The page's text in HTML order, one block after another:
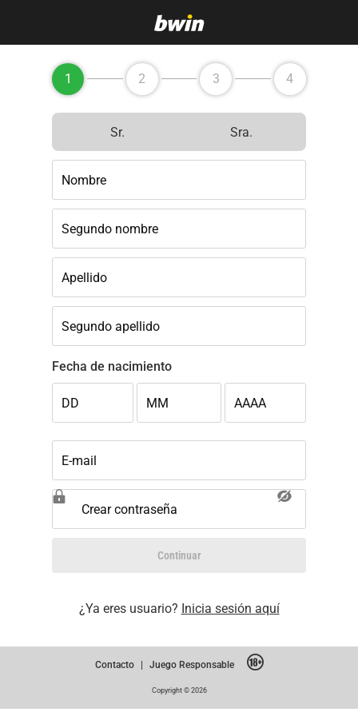
1 2 3 4
Sr. Sra.
Nombre
Segundo nombre
Apellido
Segundo apellido
Fecha de nacimiento
DD MM AAAA
E-mail
Crear contraseña
Continuar
¿Ya eres usuario? Inicia sesión aquí
Contacto | Juego Responsable
Copyright © 2026